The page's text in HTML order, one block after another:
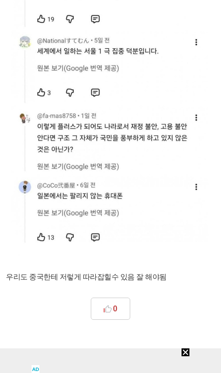
우리도 중국한테 저렇게 따라잡힐수 있음 잘 해야됨
0
AD